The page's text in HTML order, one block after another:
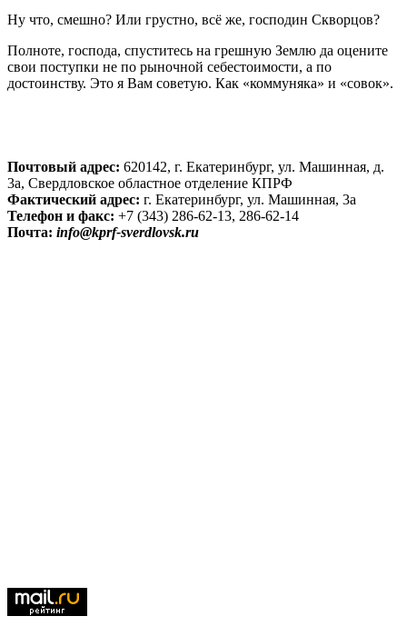
Ну что, смешно? Или грустно, всё же, господин Скворцов?
Полноте, господа, спуститесь на грешную Землю да оцените
свои поступки не по рыночной себестоимости, а по
достоинству. Это я Вам советую. Как «коммуняка» и «совок».
Почтовый адрес: 620142, г. Екатеринбург, ул. Машинная, д.
3а, Свердловское областное отделение КПРФ
Фактический адрес: г. Екатеринбург, ул. Машинная, 3а
Телефон и факс: +7 (343) 286-62-13, 286-62-14
Почта: info@kprf-sverdlovsk.ru